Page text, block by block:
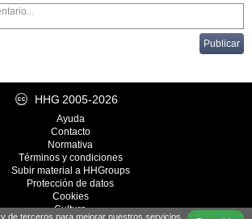
HHG 2005-2026
Ayuda
Contacto
Normativa
Términos y condiciones
Subir material a HHGroups
Protección de datos
Cookies
Cultura
de terceros para mejorar nuestros servicios.